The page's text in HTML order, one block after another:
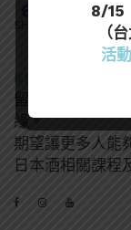
SHARES
KENNY YANG
留學於著名清酒
緣。
期望讓更多人能
日本酒相關課程
8/15
（
活